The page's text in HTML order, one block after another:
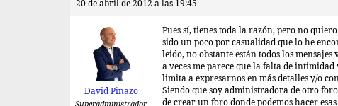
20 de abril de 2012 a las 19:45
David Pinazo
Pues sí, tienes toda la razón, pero no
sido un poco por casualidad que lo he
leido, no obstante están todos los
a veces me parece que la falta de
limita a expresarnos en más detalles y/o
Siendo que soy administradora de otro
de crear un foro donde podemos hacer